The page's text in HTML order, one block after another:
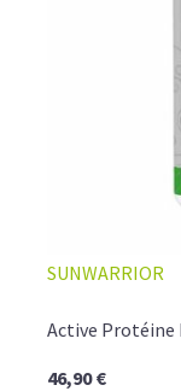
SUNWARRIOR
Active Protéine
46,90 €